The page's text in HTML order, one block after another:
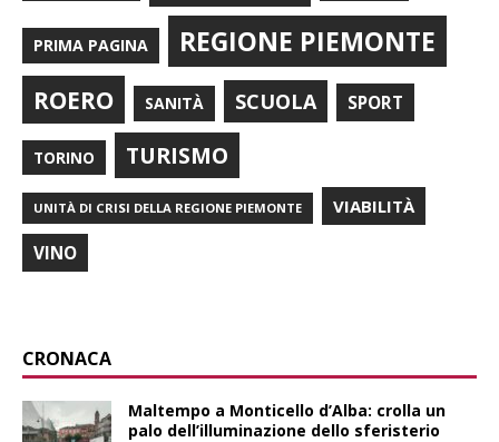
PRIMA PAGINA REGIONE PIEMONTE
ROERO SANITÀ SCUOLA SPORT
TORINO TURISMO
UNITÀ DI CRISI DELLA REGIONE PIEMONTE VIABILITÀ
VINO
CRONACA
Maltempo a Monticello d’Alba: crolla un
palo dell’illuminazione dello sferisterio